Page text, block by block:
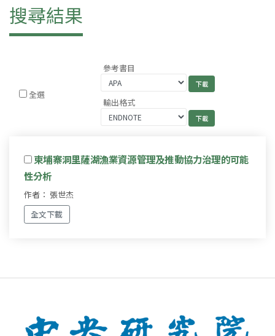
搜尋結果
全選
參考書目
輸出格式
柬埔寨洞里薩湖漁業資源管理及推動協力治理的可能
性分析
作者： 張世杰
全文下載